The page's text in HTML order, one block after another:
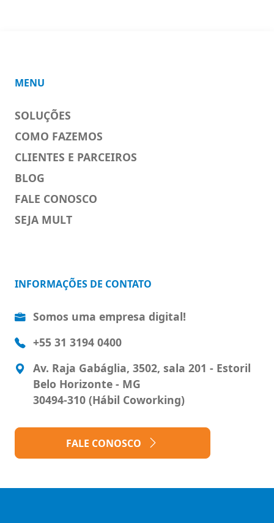
MENU
SOLUÇÕES
COMO FAZEMOS
CLIENTES E PARCEIROS
BLOG
FALE CONOSCO
SEJA MULT
INFORMAÇÕES DE CONTATO
Somos uma empresa digital!
+55 31 3194 0400
Av. Raja Gabáglia, 3502, sala 201 - Estoril
Belo Horizonte - MG
30494-310 (Hábil Coworking)
FALE CONOSCO